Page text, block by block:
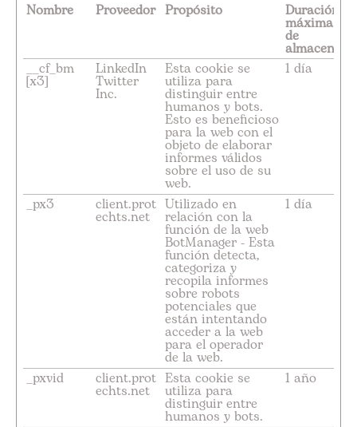
Nombre
Proveedor Propósito Duración
máxima
de
__cf_bm
[x3]
LinkedIn
Twitter
Inc.
Esta cookie se
utiliza para
distinguir entre
humanos y bots.
Esto es beneficioso
para la web con el
objeto de elaborar
informes válidos
sobre el uso de su
web.
1 día
_px3 client.prot
echts.net
Utilizado en
relación con la
función de la web
BotManager - Esta
función detecta,
categoriza y
recopila informes
sobre robots
potenciales que
están intentando
acceder a la web
para el operador
de la web.
1 día
_pxvid client.prot
echts.net
Esta cookie se
utiliza para
distinguir entre
humanos y bots.
1 año